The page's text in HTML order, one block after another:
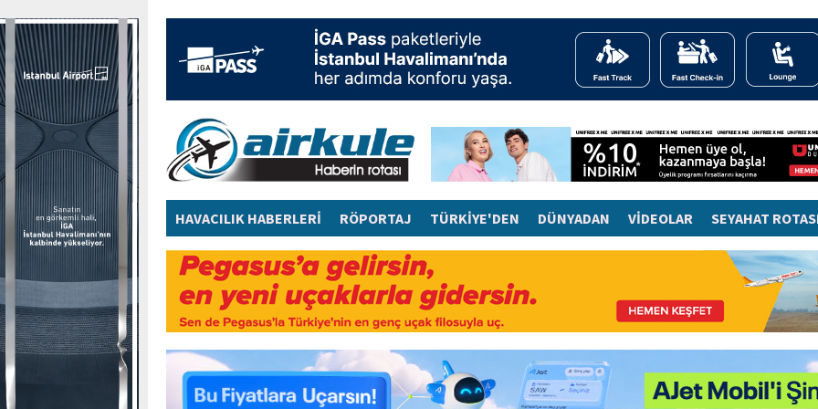
HAVACILIK HABERLERİ RÖPORTAJ TÜRKİYE'DEN DÜNYADAN VİDEOLAR SEYAHAT